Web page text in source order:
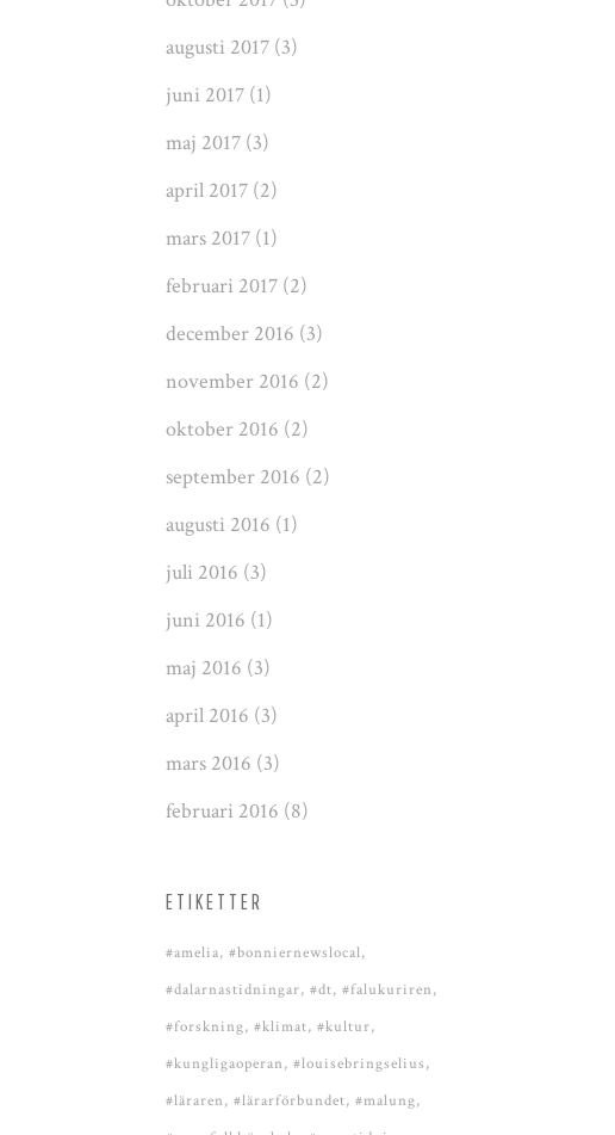
augusti 2017 (3)
juni 2017 (1)
maj 2017 (3)
april 2017 (2)
mars 2017 (1)
februari 2017 (2)
december 2016 (3)
november 2016 (2)
oktober 2016 (2)
september 2016 (2)
augusti 2016 (1)
juli 2016 (3)
juni 2016 (1)
maj 2016 (3)
april 2016 (3)
mars 2016 (3)
februari 2016 (8)
ETIKETTER
#amelia #bonniernewslocal
#dalarnastidningar #dt #falukuriren
#forskning #klimat #kultur
#kungligaoperan #louisebringselius
#läraren #lärarförbundet #malung